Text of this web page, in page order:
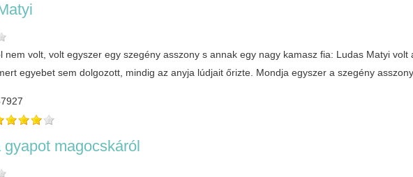
nem volt, volt egyszer egy szegény asszony s annak egy nagy kamasz fia: Ludas Matyi volt
egyebet sem dolgozott, mindig az anyja lúdjait őrizte. Mondja egyszer a szegény
gyapot magocskáról